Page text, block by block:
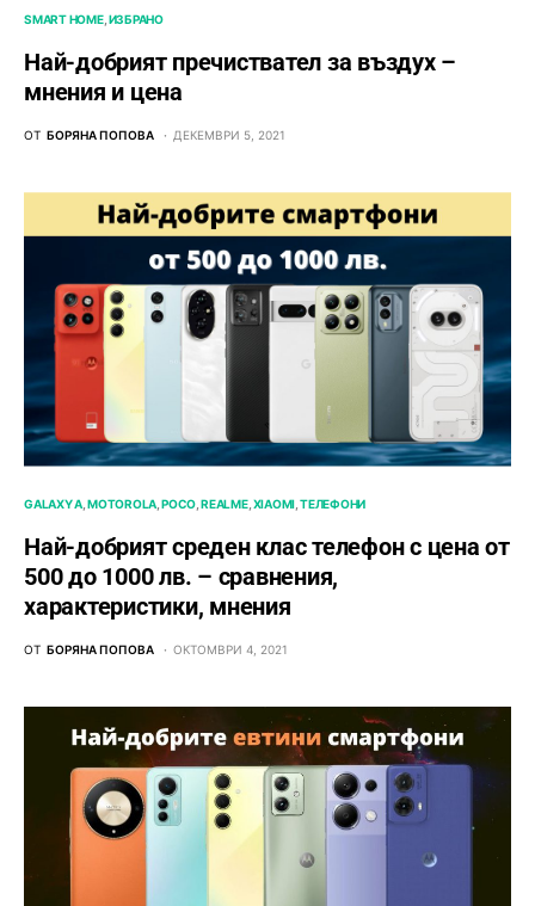
SMART HOME ИЗБРАНО
Най-добрият пречиствател за въздух –
мнения и цена
ОТ БОРЯНА ПОПОВА ДЕКЕМВРИ 5, 2021
GALAXY A MOTOROLA POCO REALME XIAOMI ТЕЛЕФОНИ
Най-добрият среден клас телефон с цена от
500 до 1000 лв. – сравнения,
характеристики, мнения
ОТ БОРЯНА ПОПОВА ОКТОМВРИ 4, 2021